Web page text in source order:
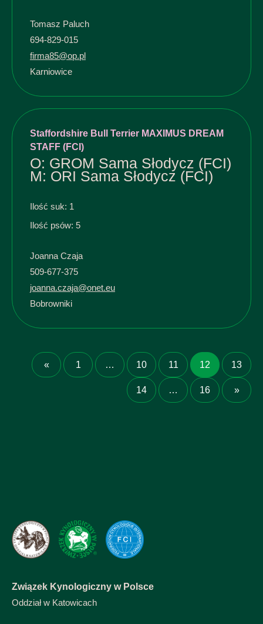
Tomasz Paluch
694-829-015
firma85@op.pl
Karniowice
Staffordshire Bull Terrier MAXIMUS DREAM
STAFF (FCI)
O: GROM Sama Słodycz (FCI)
M: ORI Sama Słodycz (FCI)
Ilość suk: 1
Ilość psów: 5
Joanna Czaja
509-677-375
joanna.czaja@onet.eu
Bobrowniki
« 1 … 10 11 12 13
14 … 16 »
Związek Kynologiczny w Polsce
Oddział w Katowicach